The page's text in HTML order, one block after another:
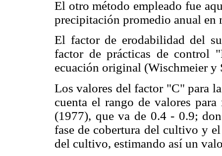
El otro método empleado fue
precipitación promedio anual
El factor de erodabilidad del
factor de prácticas de control
ecuación original (Wischmeier y
Los valores del factor "C" para
cuenta el rango de valores
(1977), que va de 0.4 - 0.9;
fase de cobertura del cultivo y
del cultivo, estimando así un